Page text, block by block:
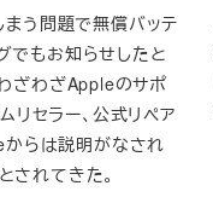
う問題で無償バッテ
でもお知らせしたと
ざわざAppleのサポ
リセラー、公式リペア
からは説明がなされ
されてきた。